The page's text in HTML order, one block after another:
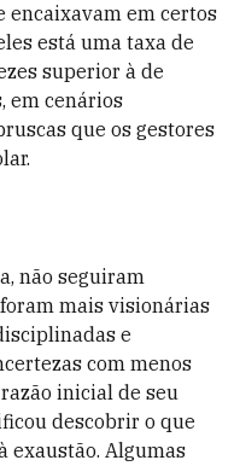
encaixavam em certos
está uma taxa de
superior à de
em cenários
que os gestores
não seguiram
mais visionárias
e
com menos
inicial de seu
descobrir o que
exaustão. Algumas